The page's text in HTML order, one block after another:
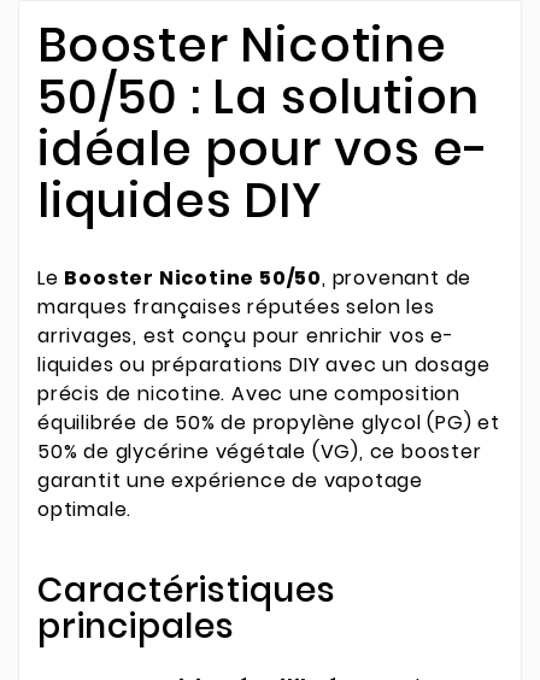
Booster Nicotine
50/50 : La solution
idéale pour vos e-
liquides DIY
Le Booster Nicotine 50/50, provenant de
marques françaises réputées selon les
arrivages, est conçu pour enrichir vos e-
liquides ou préparations DIY avec un dosage
précis de nicotine. Avec une composition
équilibrée de 50% de propylène glycol (PG) et
50% de glycérine végétale (VG), ce booster
garantit une expérience de vapotage
optimale.
Caractéristiques
principales